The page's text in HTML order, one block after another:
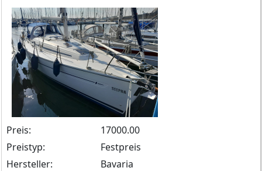
Preis:
17000.00
Preistyp:
Festpreis
Hersteller:
Bavaria